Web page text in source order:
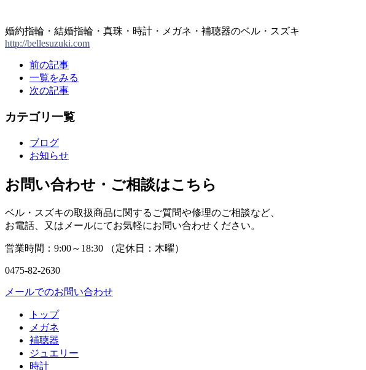
婚約指輪・結婚指輪・真珠・時計・メガネ・補聴器のベル・スズキ
http://bellesuzuki.com
前の記事
一覧をみる
次の記事
カテゴリ一覧
ブログ
お知らせ
お問い合わせ・ご相談はこちら
ベル・スズキの取扱商品に関するご質問や修理のご相談など、
お電話、又はメールにてお気軽にお問い合わせください。
営業時間： 9:00～18:30 （定休日： 木曜）
0475-82-2630
メールでのお問い合わせ
トップ
メガネ
補聴器
ジュエリー
時計